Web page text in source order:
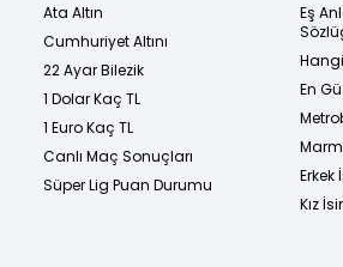
Ata Altın
Cumhuriyet Altını
22 Ayar Bilezik
1 Dolar Kaç TL
1 Euro Kaç TL
Canlı Maç Sonuçları
Süper Lig Puan Durumu
Eş
Hangi
En
Erkek
Kız